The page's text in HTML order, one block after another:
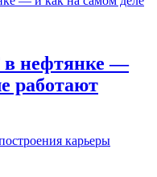
нефтянке —
работают